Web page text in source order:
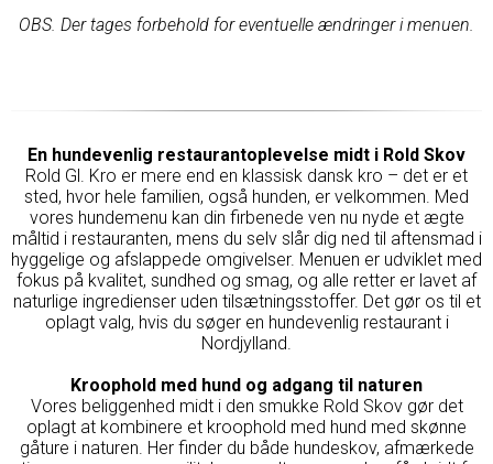
OBS. Der tages forbehold for eventuelle ændringer i menuen.
En hundevenlig restaurantoplevelse midt i Rold Skov
Rold Gl. Kro er mere end en klassisk dansk kro – det er et
sted, hvor hele familien, også hunden, er velkommen. Med
vores hundemenu kan din firbenede ven nu nyde et ægte
måltid i restauranten, mens du selv slår dig ned til aftensmad i
hyggelige og afslappede omgivelser. Menuen er udviklet med
fokus på kvalitet, sundhed og smag, og alle retter er lavet af
naturlige ingredienser uden tilsætningsstoffer. Det gør os til et
oplagt valg, hvis du søger en hundevenlig restaurant i
Nordjylland.
Kroophold med hund og adgang til naturen
Vores beliggenhed midt i den smukke Rold Skov gør det
oplagt at kombinere et kroophold med hund med skønne
gåture i naturen. Her finder du både hundeskov, afmærkede